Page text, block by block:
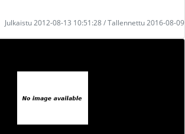
Julkaistu 2012-08-13 10:51:28 / Tallennettu 2016-08-09